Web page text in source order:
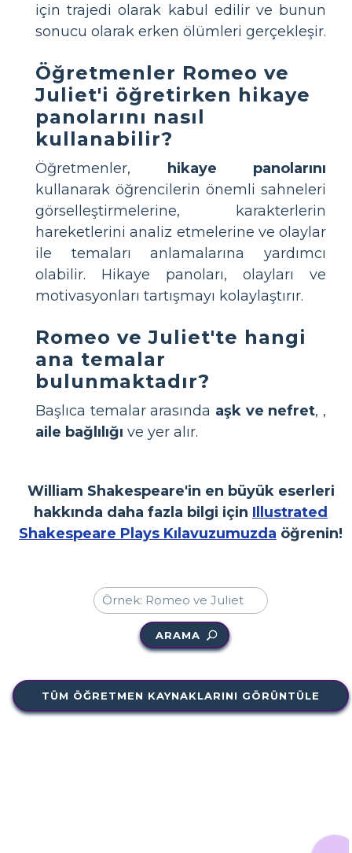
için trajedi olarak kabul edilir ve bunun
sonucu olarak erken ölümleri gerçekleşir.
Öğretmenler Romeo ve
Juliet'i öğretirken hikaye
panolarını nasıl
kullanabilir?
Öğretmenler, hikaye panolarını
kullanarak öğrencilerin önemli sahneleri
görselleştirmelerine, karakterlerin
hareketlerini analiz etmelerine ve olaylar
ile temaları anlamalarına yardımcı
olabilir. Hikaye panoları, olayları ve
motivasyonları tartışmayı kolaylaştırır.
Romeo ve Juliet'te hangi
ana temalar
bulunmaktadır?
Başlıca temalar arasında aşk ve nefret, ,
aile bağlılığı ve yer alır.
William Shakespeare'in en büyük eserleri
hakkında daha fazla bilgi için Illustrated
Shakespeare Plays Kılavuzumuzda öğrenin!
ARAMA
TÜM ÖĞRETMEN KAYNAKLARINI GÖRÜNTÜLE